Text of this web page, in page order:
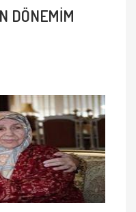
DÖNEMİM